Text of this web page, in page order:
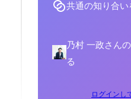
共通の知り合い
乃村 一政さん
る
ログインし